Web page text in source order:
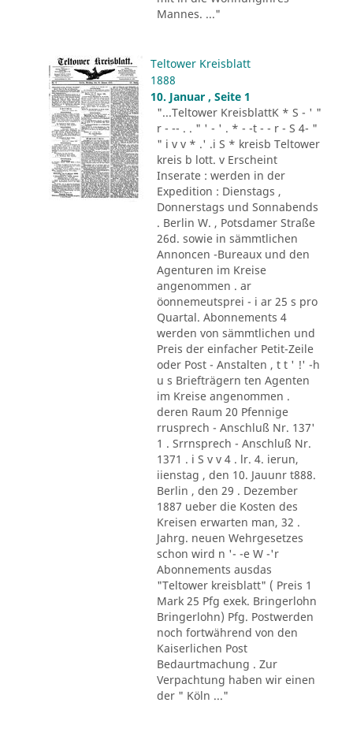
Mannes. ..."
Teltower Kreisblatt
1888
10. Januar , Seite 1
"...Teltower KreisblattK * S - ' "
r - -- . . " ' - ' . * - -t - - r - S 4- "
" i v v * .' .i S * kreisb Teltower
kreis b lott. v Erscheint
Inserate : werden in der
Expedition : Dienstags ,
Donnerstags und Sonnabends
. Berlin W. , Potsdamer Straße
26d. sowie in sämmtlichen
Annoncen -Bureaux und den
Agenturen im Kreise
angenommen . ar
öonnemeutsprei - i ar 25 s pro
Quartal. Abonnements 4
werden von sämmtlichen und
Preis der einfacher Petit-Zeile
oder Post - Anstalten , t t ' !' -h
u s Briefträgern ten Agenten
im Kreise angenommen .
deren Raum 20 Pfennige
rrusprech - Anschluß Nr. 137'
1 . Srrnsprech - Anschluß Nr.
1371 . i S v v 4 . lr. 4. ierun,
iienstag , den 10. Jauunr t888.
Berlin , den 29 . Dezember
1887 ueber die Kosten des
Kreisen erwarten man, 32 .
Jahrg. neuen Wehrgesetzes
schon wird n '- -e W -'r
Abonnements ausdas
"Teltower kreisblatt" ( Preis 1
Mark 25 Pfg exek. Bringerlohn
Bringerlohn) Pfg. Postwerden
noch fortwährend von den
Kaiserlichen Post
Bedaurtmachung . Zur
Verpachtung haben wir einen
der " Köln ..."